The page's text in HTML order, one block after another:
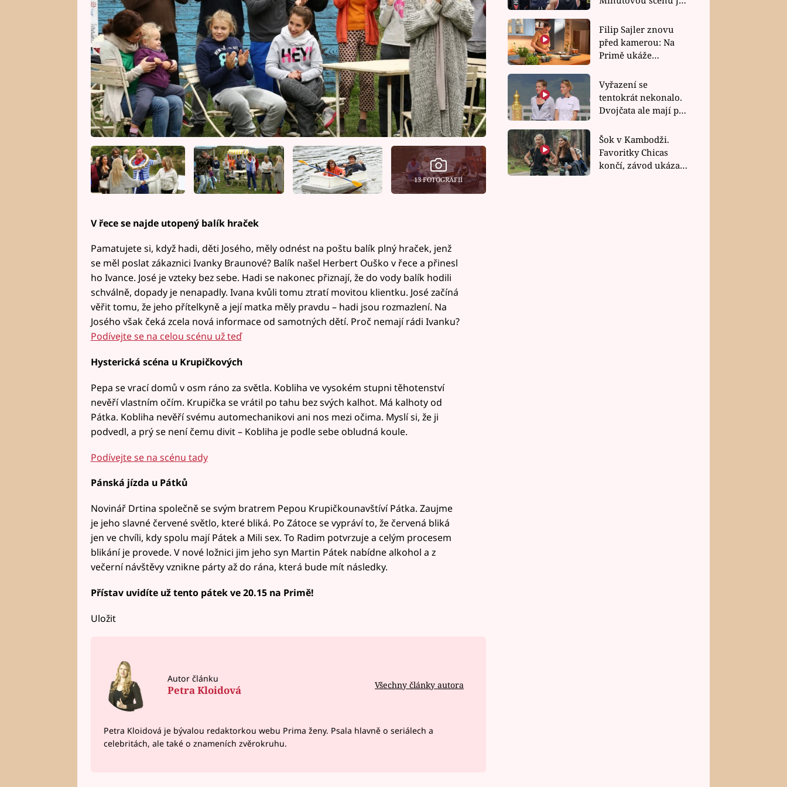
13 FOTOGRAFIÍ
V řece se najde utopený balík hraček
Pamatujete si, když hadi, děti Josého, měly odnést na poštu balík plný hraček, jenž
se měl poslat zákaznici Ivanky Braunové? Balík našel Herbert Ouško v řece a přinesl
ho Ivance. José je vzteky bez sebe. Hadi se nakonec přiznají, že do vody balík hodili
schválně, dopady je nenapadly. Ivana kvůli tomu ztratí movitou klientku. José začíná
věřit tomu, že jeho přítelkyně a její matka měly pravdu – hadi jsou rozmazlení. Na
Josého však čeká zcela nová informace od samotných dětí. Proč nemají rádi Ivanku?
Podívejte se na celou scénu už teď
Hysterická scéna u Krupičkových
Pepa se vrací domů v osm ráno za světla. Kobliha ve vysokém stupni těhotenství
nevěří vlastním očím. Krupička se vrátil po tahu bez svých kalhot. Má kalhoty od
Pátka. Kobliha nevěří svému automechanikovi ani nos mezi očima. Myslí si, že ji
podvedl, a prý se není čemu divit – Kobliha je podle sebe obludná koule.
Podívejte se na scénu tady
Pánská jízda u Pátků
Novinář Drtina společně se svým bratrem Pepou Krupičkounavštíví Pátka. Zaujme
je jeho slavné červené světlo, které bliká. Po Zátoce se vypráví to, že červená bliká
jen ve chvíli, kdy spolu mají Pátek a Mili sex. To Radim potvrzuje a celým procesem
blikání je provede. V nové ložnici jim jeho syn Martin Pátek nabídne alkohol a z
večerní návštěvy vznikne párty až do rána, která bude mít následky.
Přístav uvidíte už tento pátek ve 20.15 na Primě!
Uložit
Autor článku
Petra Kloidová Všechny články autora
Petra Kloidová je bývalou redaktorkou webu Prima ženy. Psala hlavně o seriálech a
celebritách, ale také o znameních zvěrokruhu.
Filip Sajler znovu
před kamerou: Na
Primě ukáže
rychlé recepty
Vyřazení se
tentokrát nekonalo.
Dvojčata ale mají po
závodu nůž na krku
Šok v Kambodži.
Favoritky Chicas
končí, závod ukázal